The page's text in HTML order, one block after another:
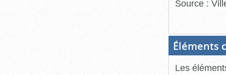
Source :
Éléments
Les